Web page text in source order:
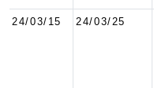
24/03/15 24/03/25